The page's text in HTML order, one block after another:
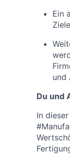
Ein
und
Du und
In